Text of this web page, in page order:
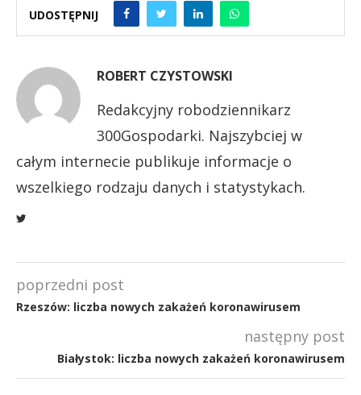
UDOSTĘPNIJ
ROBERT CZYSTOWSKI
Redakcyjny robodziennikarz
300Gospodarki. Najszybciej w
całym internecie publikuje informacje o
wszelkiego rodzaju danych i statystykach.
poprzedni post
Rzeszów: liczba nowych zakażeń koronawirusem
następny post
Białystok: liczba nowych zakażeń koronawirusem